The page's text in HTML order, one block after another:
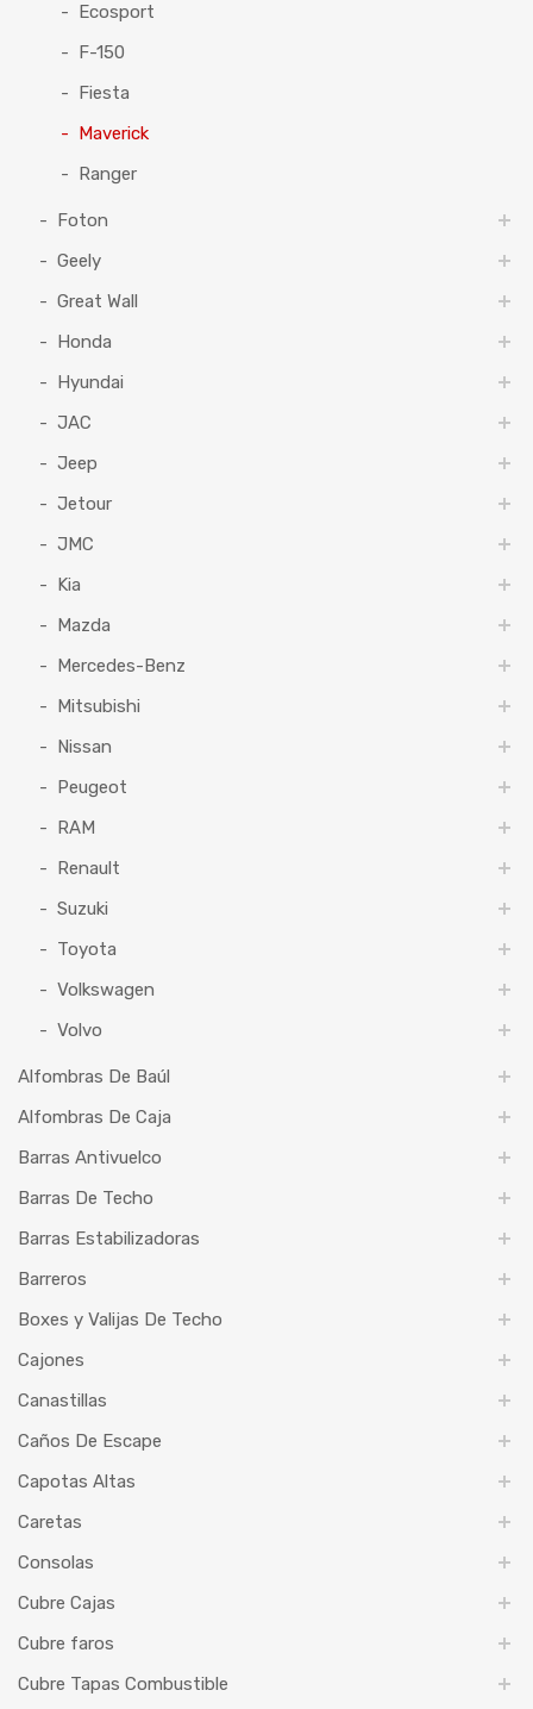
Ecosport
F-150
Fiesta
Maverick
Ranger
Foton
Geely
Great Wall
Honda
Hyundai
JAC
Jeep
Jetour
JMC
Kia
Mazda
Mercedes-Benz
Mitsubishi
Nissan
Peugeot
RAM
Renault
Suzuki
Toyota
Volkswagen
Volvo
Alfombras De Baúl
Alfombras De Caja
Barras Antivuelco
Barras De Techo
Barras Estabilizadoras
Barreros
Boxes y Valijas De Techo
Cajones
Canastillas
Caños De Escape
Capotas Altas
Caretas
Consolas
Cubre Cajas
Cubre faros
Cubre Tapas Combustible